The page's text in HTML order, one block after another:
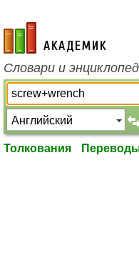
academic.ru
Словари и
Толкования